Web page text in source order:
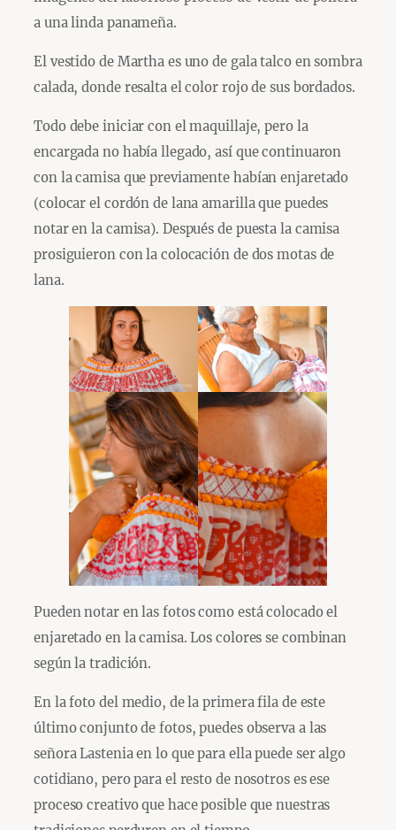
a una linda panameña.
El vestido de Martha es uno de gala talco en sombra
calada, donde resalta el color rojo de sus bordados.
Todo debe iniciar con el maquillaje, pero la
encargada no había llegado, así que continuaron
con la camisa que previamente habían enjaretado
(colocar el cordón de lana amarilla que puedes
notar en la camisa). Después de puesta la camisa
prosiguieron con la colocación de dos motas de
lana.
Pueden notar en las fotos como está colocado el
enjaretado en la camisa. Los colores se combinan
según la tradición.
En la foto del medio, de la primera fila de este
último conjunto de fotos, puedes observa a las
señora Lastenia en lo que para ella puede ser algo
cotidiano, pero para el resto de nosotros es ese
proceso creativo que hace posible que nuestras